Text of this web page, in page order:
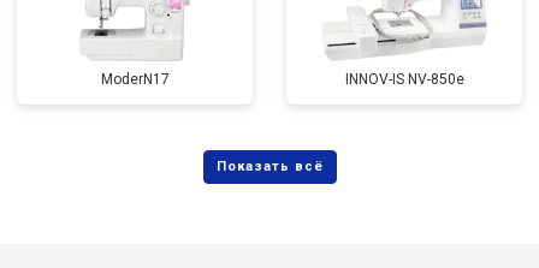
ModerN17 INNOV-IS NV-850e